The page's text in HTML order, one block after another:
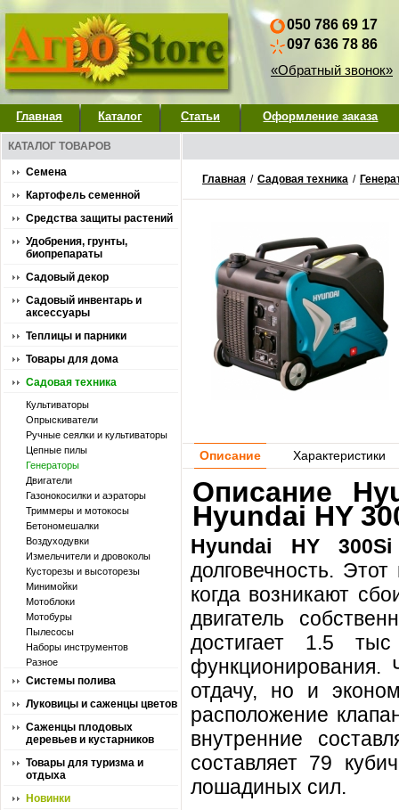
050 786 69 17
097 636 78 86
«Обратный звонок»
Главная Каталог Статьи Оформление заказа
КАТАЛОГ ТОВАРОВ
Семена
Картофель семенной
Средства защиты растений
Удобрения, грунты,
биопрепараты
Садовый декор
Садовый инвентарь и
аксессуары
Теплицы и парники
Товары для дома
Садовая техника
Культиваторы
Опрыскиватели
Ручные сеялки и культиваторы
Цепные пилы
Генераторы
Двигатели
Газонокосилки и аэраторы
Триммеры и мотокосы
Бетономешалки
Воздуходувки
Измельчители и дровоколы
Кусторезы и высоторезы
Минимойки
Мотоблоки
Мотобуры
Пылесосы
Наборы инструментов
Разное
Системы полива
Луковицы и саженцы цветов
Саженцы плодовых
деревьев и кустарников
Товары для туризма и
отдыха
Новинки
Главная / Садовая техника /
Описание Характеристики
Описание
Hyundai HY
Hyundai HY 300Si
долговечность.
когда возникают
двигатель
достигает 1.5
функционирования.
отдачу, но и
расположение
внутренние
составляет 79
лошадиных сил.